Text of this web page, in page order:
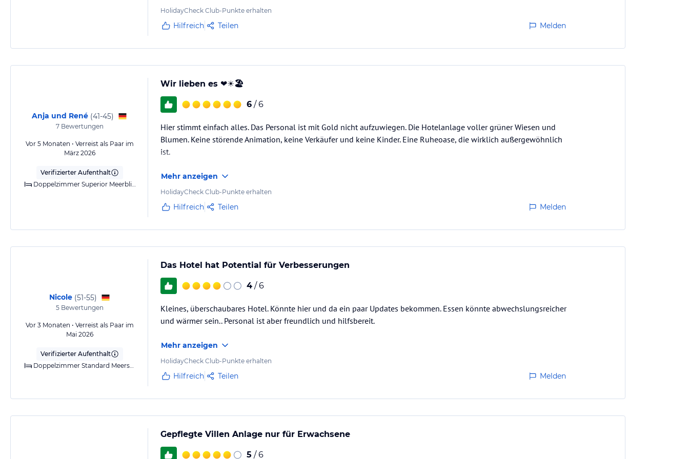
Der Infinty Pool (Süßwasser) lädt zum entspannten Schwimmen mit direktem Meerblick ein und ist im Winter
Präsentiert mit einer Mischung von Aromen, Düften und grandiosen Aussichten erfreut ein warmherziger,
hervorragender und persönlicher Service alle Sinne!
Allgemeine und unverbindliche Hoteliers-/Veranstalter-/Kataloginformationen. Alle Angaben ohne
Gewähr und ohne Prüfung durch HolidayCheck. Bitte lies vor der Buchung die verbindlichen
jeweiligen Veranstalters.
HolidayCheck Club-Punkte erhalten
Hilfreich Teilen Melden
Anja und René (41-45)
7Bewertungen
Vor 5 Monaten • Verreist als Paar im
März 2026
Verifizierter Aufenthalt
Doppelzimmer Superior Meerblick
Wir lieben es ❤️☀️🏖️
6 / 6
Hier stimmt einfach alles. Das Personal ist mit Gold nicht aufzuwiegen. Die Hotelanlage voller grüner Wiesen und
Blumen. Keine störende Animation, keine Verkäufer und keine Kinder. Eine Ruheoase, die wirklich außergewöhnlich
ist.
Mehr anzeigen
HolidayCheck Club-Punkte erhalten
Hilfreich Teilen Melden
Nicole (51-55)
5Bewertungen
Vor 3 Monaten • Verreist als Paar im
Mai 2026
Verifizierter Aufenthalt
Doppelzimmer Standard Meerseite
Das Hotel hat Potential für Verbesserungen
4 / 6
Kleines, überschaubares Hotel. Könnte hier und da ein paar Updates bekommen. Essen könnte abwechslungsreicher
und wärmer sein.. Personal ist aber freundlich und hilfsbereit.
Mehr anzeigen
HolidayCheck Club-Punkte erhalten
Hilfreich Teilen Melden
Gepflegte Villen Anlage nur für Erwachsene
5 / 6